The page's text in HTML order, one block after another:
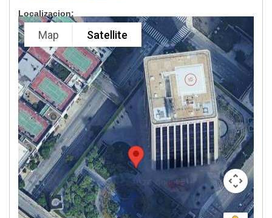
Localizacion:
Map Satellite